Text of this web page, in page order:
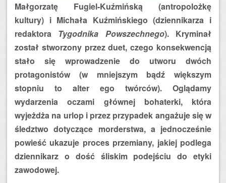
Małgorzatę Fugiel-Kuźmińską (antropolożkę
kultury) i Michała Kuźmińskiego (dziennikarza i
redaktora Tygodnika Powszechnego). Kryminał
został stworzony przez duet, czego konsekwencją
stało się wprowadzenie do utworu dwóch
protagonistów (w mniejszym bądź większym
stopniu to alter ego twórców). Oglądamy
wydarzenia oczami głównej bohaterki, która
wyjeżdża na urlop i przez przypadek angażuje się w
śledztwo dotyczące morderstwa, a jednocześnie
powieść ukazuje proces przemiany, jakiej podlega
dziennikarz o dość śliskim podejściu do etyki
zawodowej.